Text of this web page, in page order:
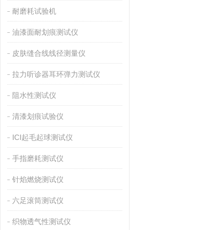
耐磨耗试验机
油漆面耐划痕测试仪
皮肤缝合线线径测量仪
拉力听诊器耳环弹力测试仪
阻水性测试仪
清漆划痕试验仪
ICI起毛起球测试仪
手指磨耗测试仪
针焰燃烧测试仪
六足滚筒测试仪
织物透气性测试仪